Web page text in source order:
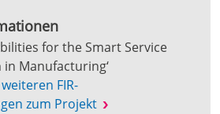
for the Smart Service
Manufacturing‘
FIR-
zum Projekt